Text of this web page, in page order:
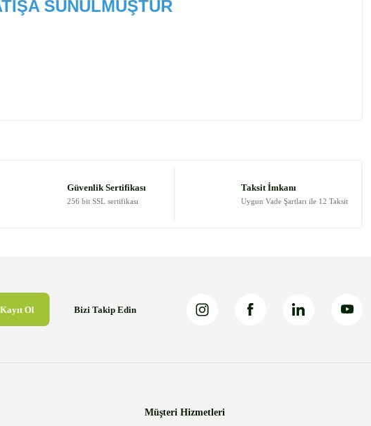
SUNULMUŞTUR
Güvenlik Sertifikası
256 bit SSL sertifikası
Taksit İmkanı
Uygun Vade Şartları ile 12 Taksit
Kayıt Ol Bizi Takip Edin
Müşteri Hizmetleri